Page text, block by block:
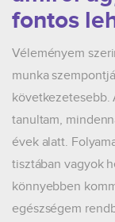
fontos
Véleményem
munka
következetesebb.
tanultam,
évek alatt.
tisztában vagyok
könnyebben
egészségem